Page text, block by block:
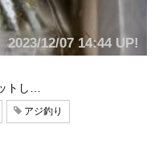
2023/12/07 14:44 UP!
トし…
アジ釣り